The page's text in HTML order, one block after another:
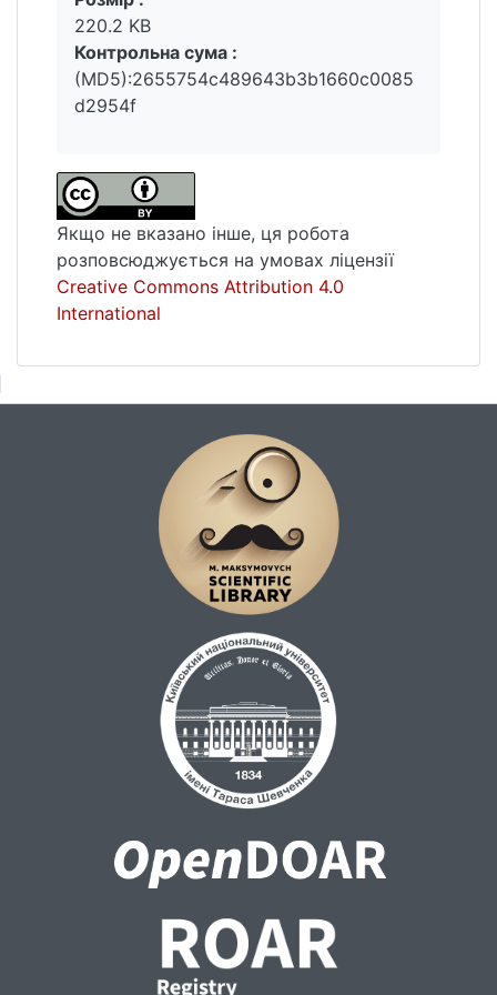
інтелектуальна робота студентів,
узгоджена взаємодія, творча співпраця,
коректність міжособистісних відносин,
взаємоповага, психологічний комфорт,
220.2 KB
Контрольна сума :
(MD5):2655754c489643b3b1660c0085
d2954f
Якщо не вказано інше, ця робота
розповсюджується на умовах ліцензії
Creative Commons Attribution 4.0
International